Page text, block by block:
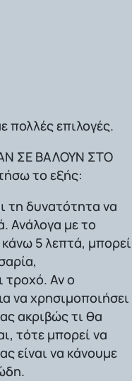
πολλές επιλογές.
ΣΕ ΒΑΛΟΥΝ ΣΤΟ
το εξής:
τη δυνατότητα να
Ανάλογα με το
5 λεπτά, μπορεί
τροχό. Αν ο
να χρησιμοποιήσει
ακριβώς τι θα
τότε μπορεί να
είναι να κάνουμε